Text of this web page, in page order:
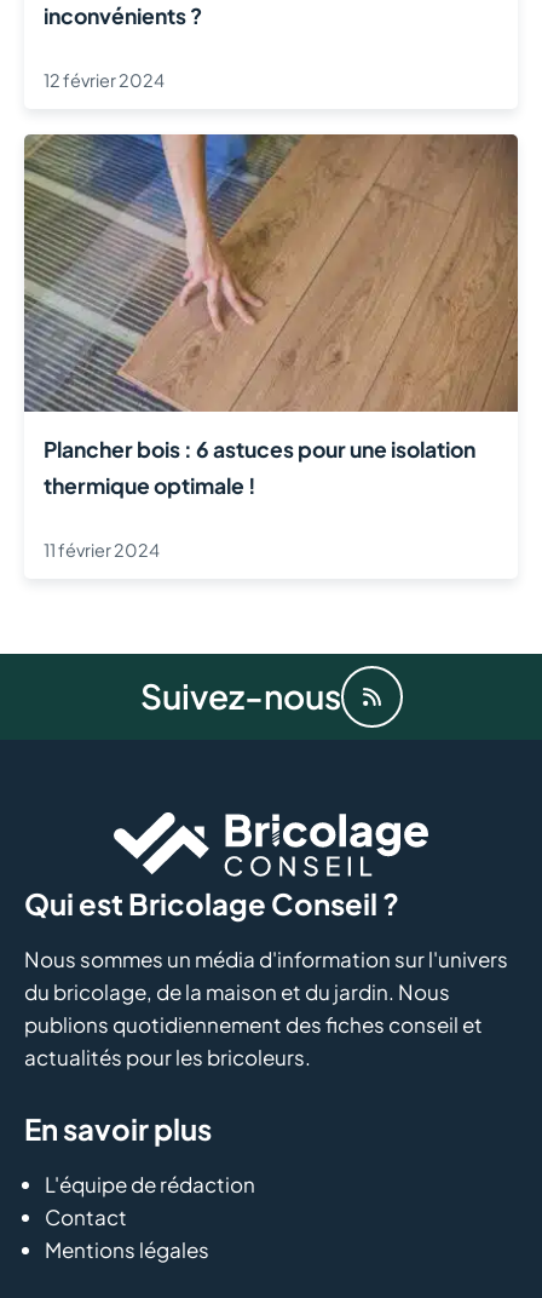
inconvénients ?
12 février 2024
Plancher bois : 6 astuces pour une isolation
thermique optimale !
11 février 2024
Suivez-nous
Qui est Bricolage Conseil ?
Nous sommes un média d'information sur l'univers
du bricolage, de la maison et du jardin. Nous
publions quotidiennement des fiches conseil et
actualités pour les bricoleurs.
En savoir plus
L'équipe de rédaction
Contact
Mentions légales